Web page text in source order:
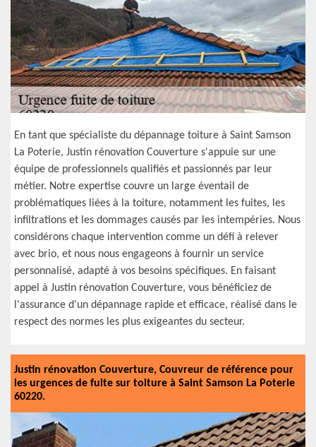
En tant que spécialiste du dépannage toiture à Saint Samson
La Poterie, Justin rénovation Couverture s'appuie sur une
équipe de professionnels qualifiés et passionnés par leur
métier. Notre expertise couvre un large éventail de
problématiques liées à la toiture, notamment les fuites, les
infiltrations et les dommages causés par les intempéries. Nous
considérons chaque intervention comme un défi à relever
avec brio, et nous nous engageons à fournir un service
personnalisé, adapté à vos besoins spécifiques. En faisant
appel à Justin rénovation Couverture, vous bénéficiez de
l'assurance d'un dépannage rapide et efficace, réalisé dans le
respect des normes les plus exigeantes du secteur.
Justin rénovation Couverture, Couvreur de référence pour
les urgences de fuite sur toiture à Saint Samson La Poterie
60220.